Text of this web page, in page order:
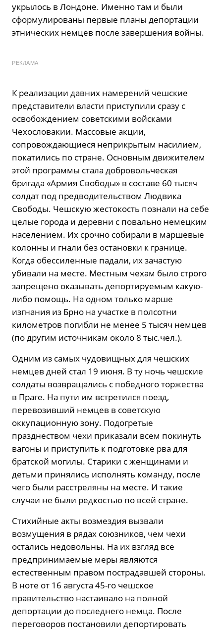
укрылось в Лондоне. Именно там и были
сформулированы первые планы депортации
этнических немцев после завершения войны.
РЕКЛАМА
К реализации давних намерений чешские
представители власти приступили сразу с
освобождением советскими войсками
Чехословакии. Массовые акции,
сопровождающиеся неприкрытым насилием,
покатились по стране. Основным движителем
этой программы стала добровольческая
бригада «Армия Свободы» в составе 60 тысяч
солдат под предводительством Людвика
Свободы. Чешскую жестокость познали на себе
целые города и деревни с повально немецким
населением. Их срочно собирали в маршевые
колонны и гнали без остановки к границе.
Когда обессиленные падали, их зачастую
убивали на месте. Местным чехам было строго
запрещено оказывать депортируемым какую-
либо помощь. На одном только марше
изгнания из Брно на участке в полсотни
километров погибли не менее 5 тысяч немцев
(по другим источникам около 8 тыс.чел.).
Одним из самых чудовищных для чешских
немцев дней стал 19 июня. В ту ночь чешские
солдаты возвращались с победного торжества
в Праге. На пути им встретился поезд,
перевозивший немцев в советскую
оккупационную зону. Подогретые
празднеством чехи приказали всем покинуть
вагоны и приступить к подготовке рва для
братской могилы. Старики с женщинами и
детьми принялись исполнять команду, после
чего были расстреляны на месте. И такие
случаи не были редкостью по всей стране.
Стихийные акты возмездия вызвали
возмущения в рядах союзников, чем чехи
остались недовольны. На их взгляд все
предпринимаемые меры являются
естественным правом пострадавшей стороны.
В ноте от 16 августа 45-го чешское
правительство настаивало на полной
депортации до последнего немца. После
переговоров постановили депортировать